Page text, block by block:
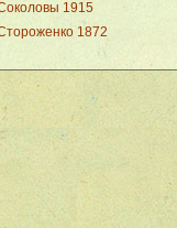
1915
1872